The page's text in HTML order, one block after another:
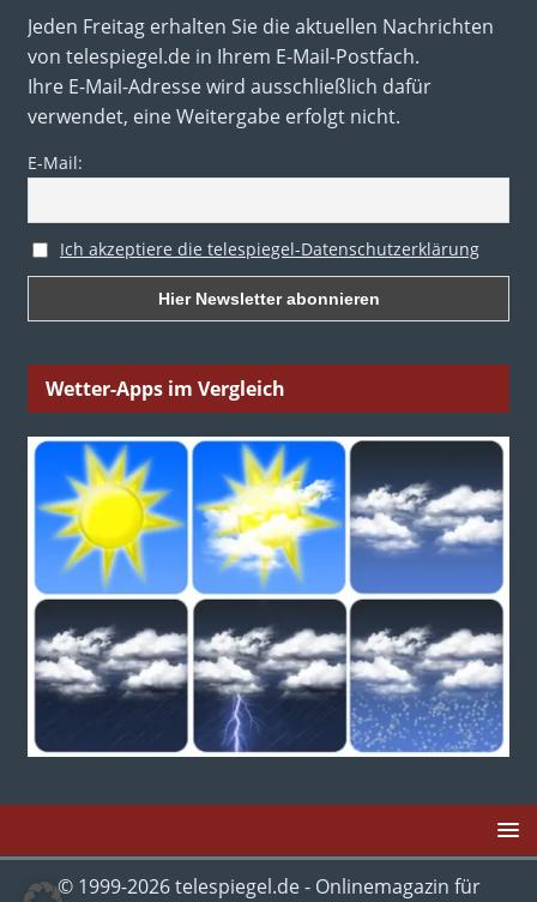
Jeden Freitag erhalten Sie die aktuellen Nachrichten
von telespiegel.de in Ihrem E-Mail-Postfach.
Ihre E-Mail-Adresse wird ausschließlich dafür
verwendet, eine Weitergabe erfolgt nicht.
E-Mail:
Ich akzeptiere die telespiegel-Datenschutzerklärung
Wetter-Apps im Vergleich
© 1999-2026 telespiegel.de - Onlinemagazin für